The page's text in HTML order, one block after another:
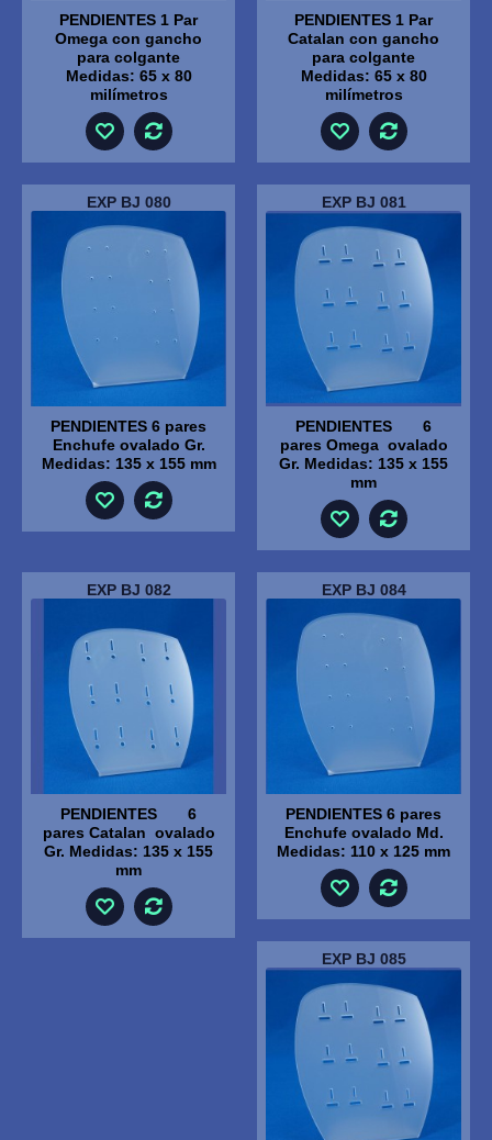
PENDIENTES 1 Par
Omega con gancho
para colgante
Medidas: 65 x 80
milímetros
PENDIENTES 1 Par
Catalan con gancho
para colgante
Medidas: 65 x 80
milímetros
EXP BJ 080
PENDIENTES 6 pares
Enchufe ovalado Gr.
Medidas: 135 x 155 mm
EXP BJ 081
PENDIENTES 6
pares Omega ovalado
Gr. Medidas: 135 x 155
mm
EXP BJ 082
PENDIENTES 6
pares Catalan ovalado
Gr. Medidas: 135 x 155
mm
EXP BJ 084
PENDIENTES 6 pares
Enchufe ovalado Md.
Medidas: 110 x 125 mm
EXP BJ 085